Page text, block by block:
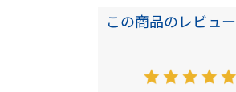
この商品のレビュー